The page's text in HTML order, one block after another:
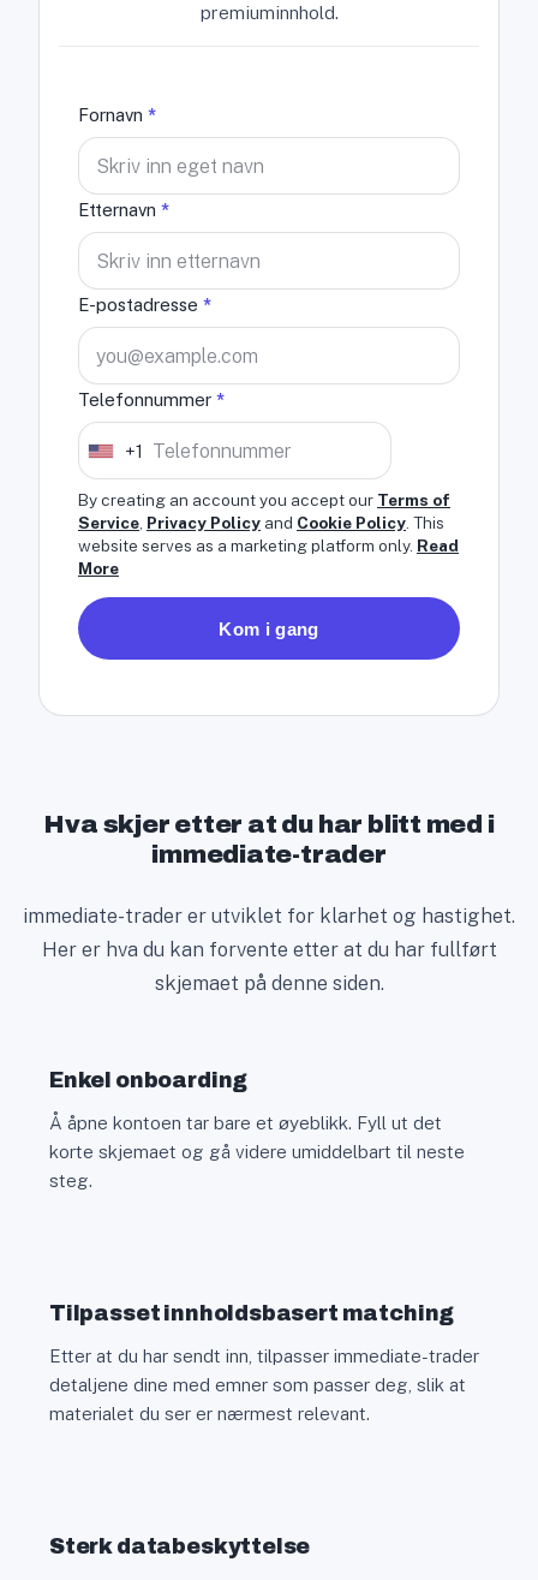
premiuminnhold.
Fornavn *
Etternavn *
E-postadresse *
Telefonnummer *
U
i
t
+
+1
By creating an account you accept our Terms of
Service Privacy Policy and Cookie Policy . This
website serves as a marketing platform only. Read
More
Kom i gang
Hva skjer etter at du har blitt med i
immediate-trader
immediate-trader er utviklet for klarhet og hastighet.
Her er hva du kan forvente etter at du har fullført
skjemaet på denne siden.
Enkel onboarding
Å åpne kontoen tar bare et øyeblikk. Fyll ut det
korte skjemaet og gå videre umiddelbart til neste
steg.
Tilpasset innholdsbasert matching
Etter at du har sendt inn, tilpasser immediate-trader
detaljene dine med emner som passer deg, slik at
materialet du ser er nærmest relevant.
Sterk databeskyttelse